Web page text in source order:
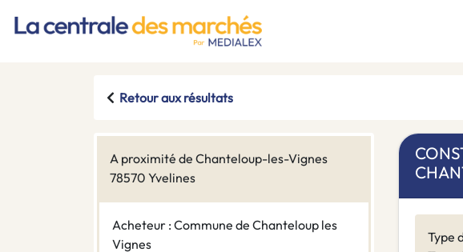
Retour aux résultats
A proximité de Chanteloup-les-Vignes
78570 Yvelines
Acheteur : Commune de Chanteloup les
Vignes
Type